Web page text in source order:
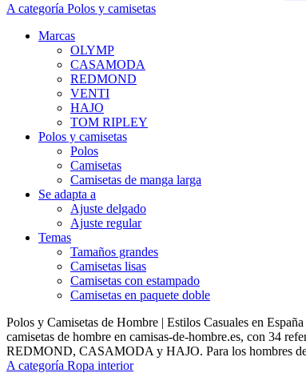
A categoría Polos y camisetas
Marcas
OLYMP
CASAMODA
REDMOND
VENTI
HAJO
TOM RIPLEY
Polos y camisetas
Polos
Camisetas
Camisetas de manga larga
Se adapta a
Ajuste delgado
Ajuste regular
Temas
Tamaños grandes
Camisetas lisas
Camisetas con estampado
Camisetas en paquete doble
Polos y Camisetas de Hombre | Estilos Casuales en
camisetas de hombre en camisas-de-hombre.es, con 34
REDMOND, CASAMODA y HAJO. Para los hombres
A categoría Ropa interior